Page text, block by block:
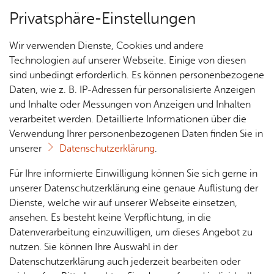
Über­sicht Bür­ger & Stadt
Rat­
haus &
Bür­
ger­
ser­vice
Rat­
häu­ser
Nach­
rich­
ten,
Vi­de­os
& Bil­
der
Me­di­
Jobs
Stel­
len­an­
ge­bo­te
Aus­bil­
dung &
Stu­di­
Bauen
& Um­
welt
Geo­
da­ten
Ge­
sund­
heit &
kum
Essen & Trin­ken
Ho­tel-Re­stau­rant Knob­lauch
Vor­le­sen
Mo­der­ne und klas­si­sche In­ter­pre­ta­tio­nen der
re­gio­na­len und in­ter­na­tio­na­len Küche. Schwä­bi­
sches und Re­gio­na­les, Fisch­va­ria­tio­nen und haus­
ge­mach­te Nu­del­ge­rich­te. Große
Gar­ten­ter­ras­se.
Privatsphäre-Einstellungen
Wir verwenden Dienste, Cookies und andere
Technologien auf unserer Webseite. Einige von diesen
sind unbedingt erforderlich. Es können personenbezogene
Daten, wie z. B. IP-Adressen für personalisierte Anzeigen
und Inhalte oder Messungen von Anzeigen und Inhalten
verarbeitet werden. Detaillierte Informationen über die
Verwendung Ihrer personenbezogenen Daten finden Sie in
unserer
Datenschutzerklärung.
Für Ihre informierte Einwilligung können Sie sich gerne in
unserer Datenschutzerklärung eine genaue Auflistung der
Dienste, welche wir auf unserer Webseite einsetzen,
ansehen. Es besteht keine Verpflichtung, in die
Datenverarbeitung einzuwilligen, um dieses Angebot zu
nutzen. Sie können Ihre Auswahl in der
Datenschutzerklärung auch jederzeit bearbeiten oder